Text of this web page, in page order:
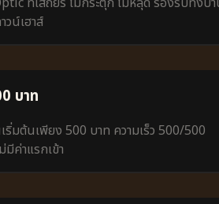
วน์เฮาส์
บาท
ริ่มต้นเพียง 500 บาท ความเร็ว 500/500
ค่าแรกเข้า